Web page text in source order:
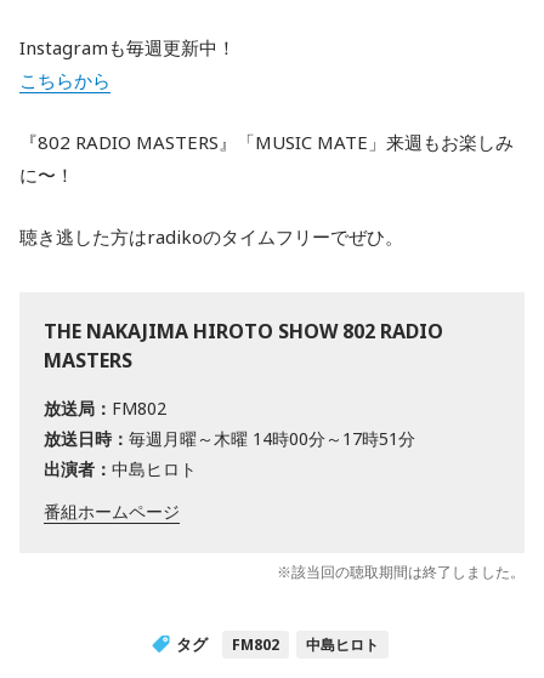
Instagramも毎週更新中！
こちらから
『802 RADIO MASTERS』「MUSIC MATE」来週もお楽しみ
に〜！
聴き逃した方はradikoのタイムフリーでぜひ。
THE NAKAJIMA HIROTO SHOW 802 RADIO
MASTERS
放送局： FM802
放送日時： 毎週月曜～木曜 14時00分～17時51分
出演者： 中島ヒロト
番組ホームページ
※該当回の聴取期間は終了しました。
タグ FM802 中島ヒロト